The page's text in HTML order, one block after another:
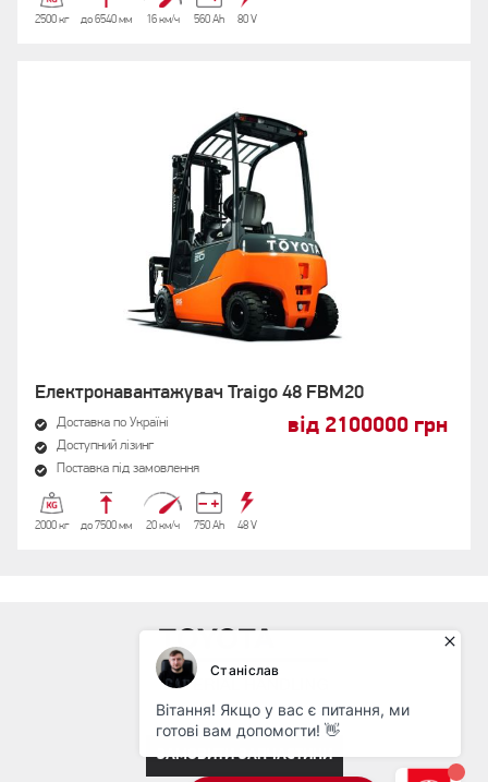
2500 кг до 6540 мм 16 км/ч 560 Аh 80 V
Електронавантажувач Traigo 48 FBM20
Доставка по Україні
Доступний лізинг
Поставка під замовлення
від 2100000 грн
2000 кг до 7500 мм 20 км/ч 750 Аh 48 V
ЗАМОВИТИ ЗАПЧАСТИНИ